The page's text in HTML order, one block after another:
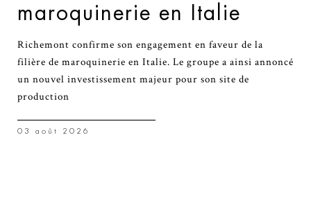
maroquinerie en Italie
Richemont confirme son engagement en faveur de la
filière de maroquinerie en Italie. Le groupe a ainsi annoncé
un nouvel investissement majeur pour son site de
production
03 août 2026